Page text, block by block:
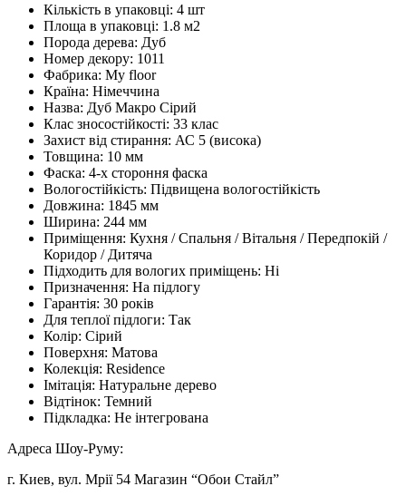
Кількість в упаковці: 4 шт
Площа в упаковці: 1.8 м2
Порода дерева: Дуб
Номер декору: 1011
Фабрика: My floor
Країна: Німеччина
Назва: Дуб Макро Сірий
Клас зносостійкості: 33 клас
Захист від стирання: АС 5 (висока)
Товщина: 10 мм
Фаска: 4-х стороння фаска
Вологостійкість: Підвищена вологостійкість
Довжина: 1845 мм
Ширина: 244 мм
Приміщення: Кухня / Спальня / Вітальня / Передпокій /
Коридор / Дитяча
Підходить для вологих приміщень: Ні
Призначення: На підлогу
Гарантія: 30 років
Для теплої підлоги: Так
Колір: Сірий
Поверхня: Матова
Колекція: Residence
Імітація: Натуральне дерево
Відтінок: Темний
Підкладка: Не інтегрована
Адреса Шоу-Руму:
г. Киев, вул. Мрії 54 Магазин “Обои Стайл”